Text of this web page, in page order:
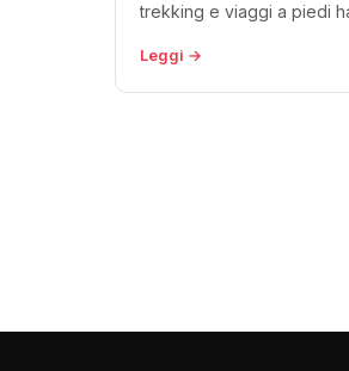
trekking e viaggi a piedi
Leggi →